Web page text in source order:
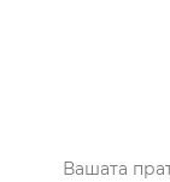
Вашата